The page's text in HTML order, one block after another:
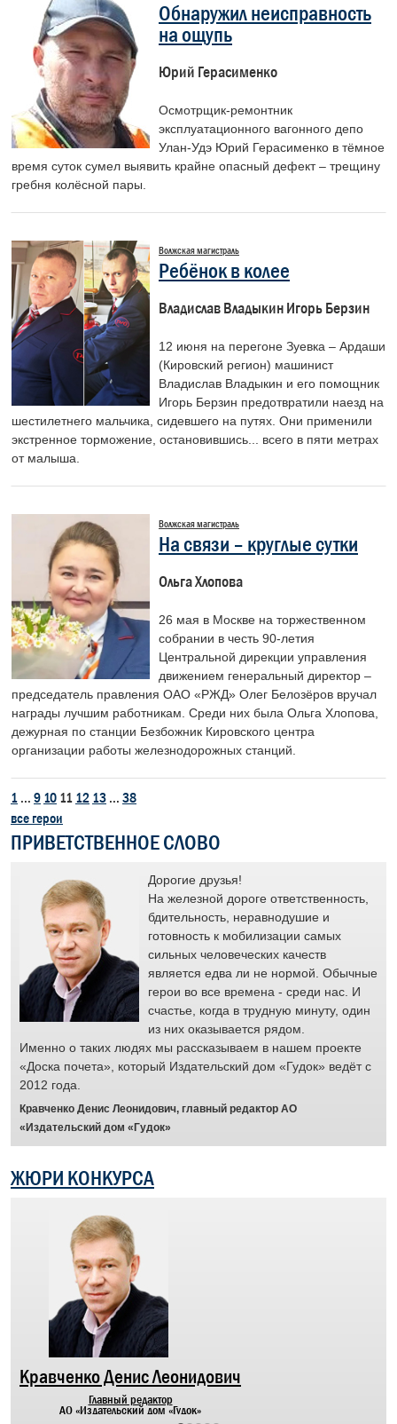
Обнаружил неисправность
на ощупь
Юрий Герасименко
Осмотрщик-ремонтник
эксплуатационного вагонного депо
Улан-Удэ Юрий Герасименко в тёмное
время суток сумел выявить крайне опасный дефект – трещину
гребня колёсной пары.
Волжская магистраль
Ребёнок в колее
Владислав Владыкин Игорь Берзин
12 июня на перегоне Зуевка – Ардаши
(Кировский регион) машинист
Владислав Владыкин и его помощник
Игорь Берзин предотвратили наезд на
шестилетнего мальчика, сидевшего на путях. Они применили
экстренное торможение, остановившись... всего в пяти метрах
от малыша.
Волжская магистраль
На связи – круглые сутки
Ольга Хлопова
26 мая в Москве на торжественном
собрании в честь 90-летия
Центральной дирекции управления
движением генеральный директор –
председатель правления ОАО «РЖД» Олег Белозёров вручал
награды лучшим работникам. Среди них была Ольга Хлопова,
дежурная по станции Безбожник Кировского центра
организации работы железнодорожных станций.
1 ... 9 10 11 12 13 ... 38
все герои
ПРИВЕТСТВЕННОЕ СЛОВО
Дорогие друзья!
На железной дороге ответственность,
бдительность, неравнодушие и
готовность к мобилизации самых
сильных человеческих качеств
является едва ли не нормой. Обычные
герои во все времена - среди нас. И
счастье, когда в трудную минуту, один
из них оказывается рядом.
Именно о таких людях мы рассказываем в нашем проекте
«Доска почета», который Издательский дом «Гудок» ведёт с
2012 года.
Кравченко Денис Леонидович, главный редактор АО
«Издательский дом «Гудок»
ЖЮРИ КОНКУРСА
Кравченко Денис Леонидович
Главный редактор
АО «Издательский дом «Гудок»